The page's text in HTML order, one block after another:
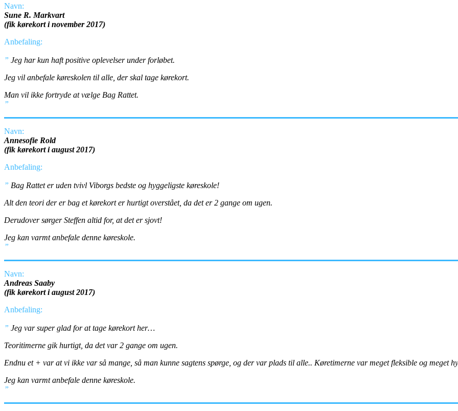
Navn:
Sune R. Markvart
(fik kørekort i november 2017)
Anbefaling:
” Jeg har kun haft positive oplevelser under forløbet.
Jeg vil anbefale køreskolen til alle, der skal tage kørekort.
Man vil ikke fortryde at vælge Bag Rattet.
”
Navn:
Annesofie Rold
(fik kørekort i august 2017)
Anbefaling:
” Bag Rattet er uden tvivl Viborgs bedste og hyggeligste køreskole!
Alt den teori der er bag et kørekort er hurtigt overstået, da det er 2 gange om ugen.
Derudover sørger Steffen altid for, at det er sjovt!
Jeg kan varmt anbefale denne køreskole.
”
Navn:
Andreas Saaby
(fik kørekort i august 2017)
Anbefaling:
” Jeg var super glad for at tage kørekort her…
Teoritimerne gik hurtigt, da det var 2 gange om ugen.
Endnu et + var at vi ikke var så mange, så man kunne sagtens spørge, og der var plads til alle.. Køretimerne var meget fleksible og meget
Jeg kan varmt anbefale denne køreskole.
”